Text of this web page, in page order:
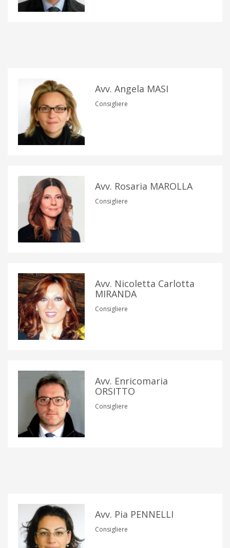
Avv. Angela MASI
Consigliere
Avv. Rosaria MAROLLA
Consigliere
Avv. Nicoletta Carlotta
MIRANDA
Consigliere
Avv. Enricomaria
ORSITTO
Consigliere
Avv. Pia PENNELLI
Consigliere